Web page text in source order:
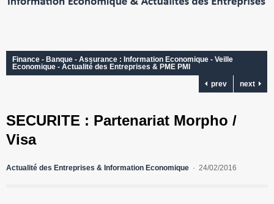
Finance - Banque - Assurance : Information Economique - Veille
Economique - Actualité des Entreprises & PME PMI
prev
next
SECURITE : Partenariat Morpho /
Visa
Actualité des Entreprises & Information Economique 24/02/2016